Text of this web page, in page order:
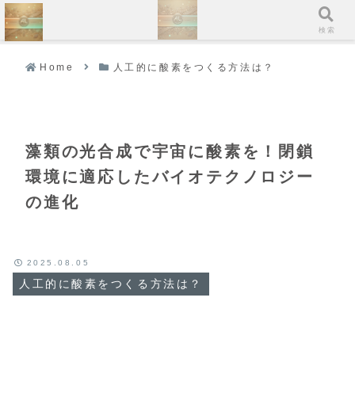
Home 人工的に酸素をつくる方法は？
藻類の光合成で宇宙に酸素を！閉鎖
環境に適応したバイオテクノロジー
の進化
人工的に酸素をつくる方法は？
2025.08.05
ホーム 検索